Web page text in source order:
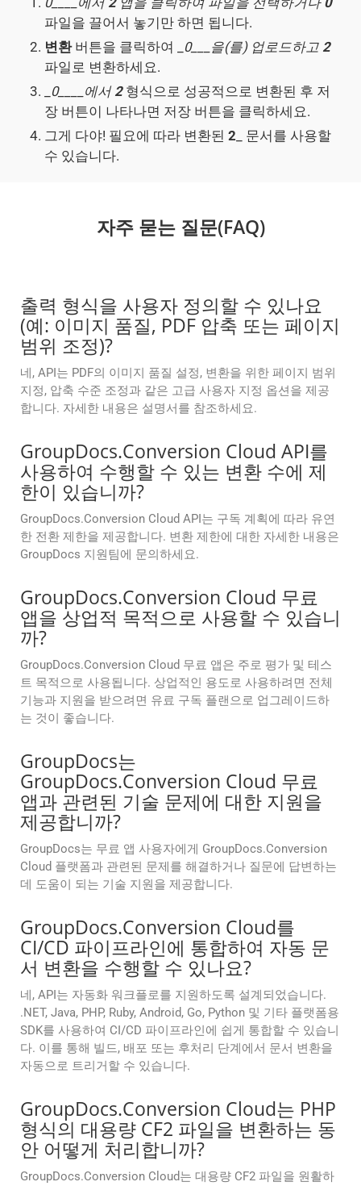
파일을 끌어서 놓기만 하면 됩니다.
변환버튼을 클릭하여 _ 0___을(를) 업로드하고 2
파일로 변환하세요.
0____에서 2형식으로 성공적으로 변환된 후 저
장 버튼이 나타나면 저장 버튼을 클릭하세요.
그게 다야! 필요에 따라 변환된 2 _ 문서를 사용할
수 있습니다.
자주 묻는 질문(FAQ)
출력 형식을 사용자 정의할 수 있나요
(예: 이미지 품질, PDF 압축 또는 페이지
범위 조정)?
네, API는 PDF의 이미지 품질 설정, 변환을 위한 페이지 범위
지정, 압축 수준 조정과 같은 고급 사용자 지정 옵션을 제공
합니다. 자세한 내용은 설명서를 참조하세요.
GroupDocs.Conversion Cloud API를
사용하여 수행할 수 있는 변환 수에 제
한이 있습니까?
GroupDocs.Conversion Cloud API는 구독 계획에 따라 유연
한 전환 제한을 제공합니다. 변환 제한에 대한 자세한 내용은
GroupDocs 지원팀에 문의하세요.
GroupDocs.Conversion Cloud 무료
앱을 상업적 목적으로 사용할 수 있습니
까?
GroupDocs.Conversion Cloud 무료 앱은 주로 평가 및 테스
트 목적으로 사용됩니다. 상업적인 용도로 사용하려면 전체
기능과 지원을 받으려면 유료 구독 플랜으로 업그레이드하
는 것이 좋습니다.
GroupDocs는
GroupDocs.Conversion Cloud 무료
앱과 관련된 기술 문제에 대한 지원을
제공합니까?
GroupDocs는 무료 앱 사용자에게 GroupDocs.Conversion
Cloud 플랫폼과 관련된 문제를 해결하거나 질문에 답변하는
데 도움이 되는 기술 지원을 제공합니다.
GroupDocs.Conversion Cloud를
CI/CD 파이프라인에 통합하여 자동 문
서 변환을 수행할 수 있나요?
네, API는 자동화 워크플로를 지원하도록 설계되었습니다.
.NET, Java, PHP, Ruby, Android, Go, Python 및 기타 플랫폼용
SDK를 사용하여 CI/CD 파이프라인에 쉽게 통합할 수 있습니
다. 이를 통해 빌드, 배포 또는 후처리 단계에서 문서 변환을
자동으로 트리거할 수 있습니다.
GroupDocs.Conversion Cloud는 PHP
형식의 대용량 CF2 파일을 변환하는 동
안 어떻게 처리합니까?
GroupDocs.Conversion Cloud는 대용량 CF2 파일을 원활하